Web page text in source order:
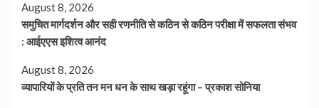
August 8, 2026
समुचित मार्गदर्शन और सही रणनीति से कठिन से कठिन परीक्षा में सफलता संभव
: आईएएस इशित्व आनंद
August 8, 2026
व्यापारियों के प्रति तन मन धन के साथ खड़ा रहूंगा – प्रकाश सोनिया